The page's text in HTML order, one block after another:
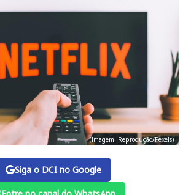
(Imagem: Reprodução/Pexels)
Siga o DCI no Google